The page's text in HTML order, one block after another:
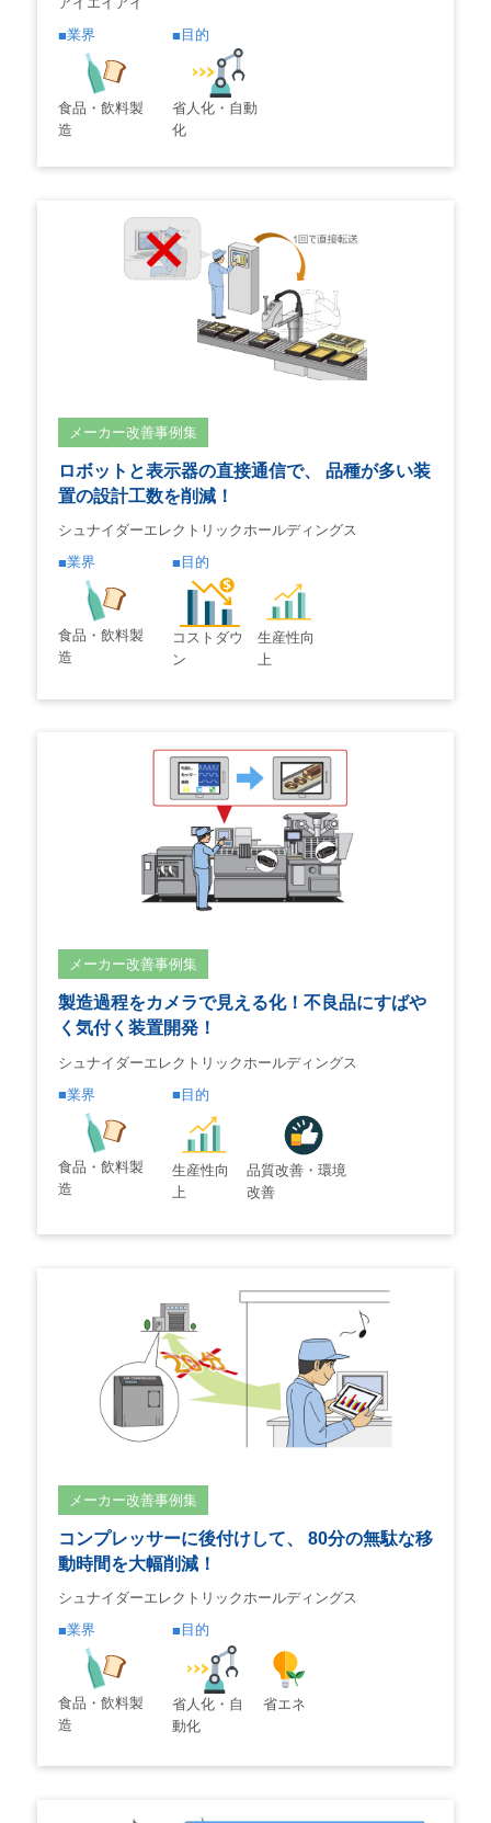
業界
食品・飲料製
造
目的
省人化・自動
化
メーカー改善事例集
ロボットと表示器の直接通信で、 品種が多い装
置の設計工数を削減！
シュナイダーエレクトリックホールディングス
業界
食品・飲料製
造
目的
コストダウ
ン
生産性向
上
メーカー改善事例集
製造過程をカメラで見える化！不良品にすばや
く気付く装置開発！
シュナイダーエレクトリックホールディングス
業界
食品・飲料製
造
目的
生産性向
上
品質改善・環境
改善
メーカー改善事例集
コンプレッサーに後付けして、 80分の無駄な移
動時間を大幅削減！
シュナイダーエレクトリックホールディングス
業界
食品・飲料製
造
目的
省人化・自
動化
省エネ